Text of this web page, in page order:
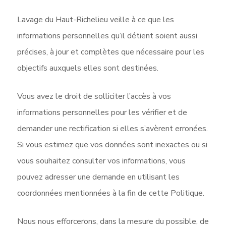
Lavage du Haut-Richelieu veille à ce que les
informations personnelles qu’il détient soient aussi
précises, à jour et complètes que nécessaire pour les
objectifs auxquels elles sont destinées.
Vous avez le droit de solliciter l’accès à vos
informations personnelles pour les vérifier et de
demander une rectification si elles s’avèrent erronées.
Si vous estimez que vos données sont inexactes ou si
vous souhaitez consulter vos informations, vous
pouvez adresser une demande en utilisant les
coordonnées mentionnées à la fin de cette Politique.
Nous nous efforcerons, dans la mesure du possible, de